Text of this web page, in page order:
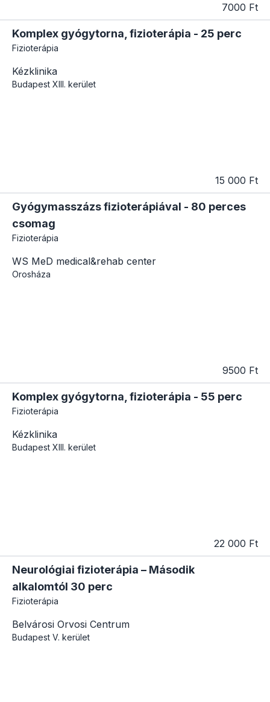
7000 Ft
Komplex gyógytorna, fizioterápia - 25 perc
Fizioterápia
Kézklinika
Budapest XIII. kerület
15 000 Ft
Gyógymasszázs fizioterápiával - 80 perces
csomag
Fizioterápia
WS MeD medical&rehab center
Orosháza
9500 Ft
Komplex gyógytorna, fizioterápia - 55 perc
Fizioterápia
Kézklinika
Budapest XIII. kerület
22 000 Ft
Neurológiai fizioterápia – Második
alkalomtól 30 perc
Fizioterápia
Belvárosi Orvosi Centrum
Budapest V. kerület